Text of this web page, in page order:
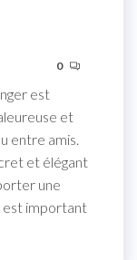
0
est
et
entre amis.
et élégant
une
est important